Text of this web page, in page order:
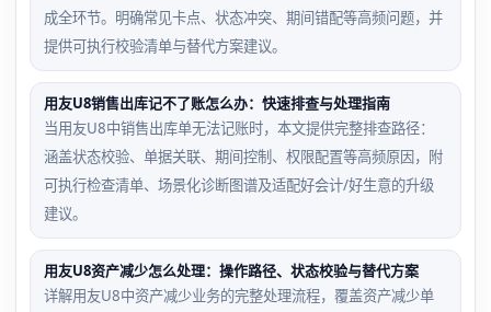
成全环节。明确常见卡点、状态冲突、期间错配等高频问题，并
提供可执行校验清单与替代方案建议。
用友U8销售出库记不了账怎么办：快速排查与处理指南
当用友U8中销售出库单无法记账时，本文提供完整排查路径：
涵盖状态校验、单据关联、期间控制、权限配置等高频原因，附
可执行检查清单、场景化诊断图谱及适配好会计/好生意的升级
建议。
用友U8资产减少怎么处理：操作路径、状态校验与替代方案
详解用友U8中资产减少业务的完整处理流程，覆盖资产减少单